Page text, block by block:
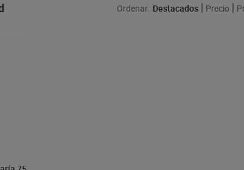
Ordenar: Destacados Precio